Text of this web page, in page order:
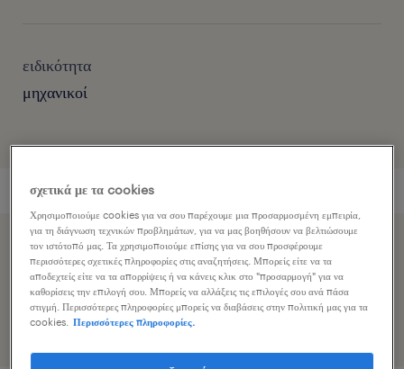
ειδικότητα
μηχανικοί
Επιταχύνετε την εφαρμογή εργασίας κοινοποιώντας το
προφίλ σας
σχετικά με τα cookies
Χρησιμοποιούμε cookies για να σου παρέχουμε μια προσαρμοσμένη εμπειρία,
για τη διάγνωση τεχνικών προβλημάτων, για να μας βοηθήσουν να βελτιώσουμε
τον ιστότοπό μας. Τα χρησιμοποιούμε επίσης για να σου προσφέρουμε
περισσότερες σχετικές πληροφορίες στις αναζητήσεις. Μπορείς είτε να τα
αποδεχτείς είτε να τα απορρίψεις ή να κάνεις κλικ στο "προσαρμογή" για να
καθορίσεις την επιλογή σου. Μπορείς να αλλάξεις τις επιλογές σου ανά πάσα
στιγμή. Περισσότερες πληροφορίες μπορείς να διαβάσεις στην πολιτική μας για τα
cookies.
Περισσότερες πληροφορίες.